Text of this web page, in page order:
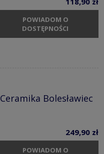
POWIADOM O
DOSTĘPNOŚCI
Bolesławiec
249,90 zł
POWIADOM O